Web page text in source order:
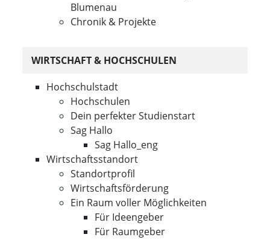
Blumenau
Chronik & Projekte
WIRTSCHAFT & HOCHSCHULEN
Hochschulstadt
Hochschulen
Dein perfekter Studienstart
Sag Hallo
Sag Hallo_eng
Wirtschaftsstandort
Standortprofil
Wirtschaftsförderung
Ein Raum voller Möglichkeiten
Für Ideengeber
Für Raumgeber